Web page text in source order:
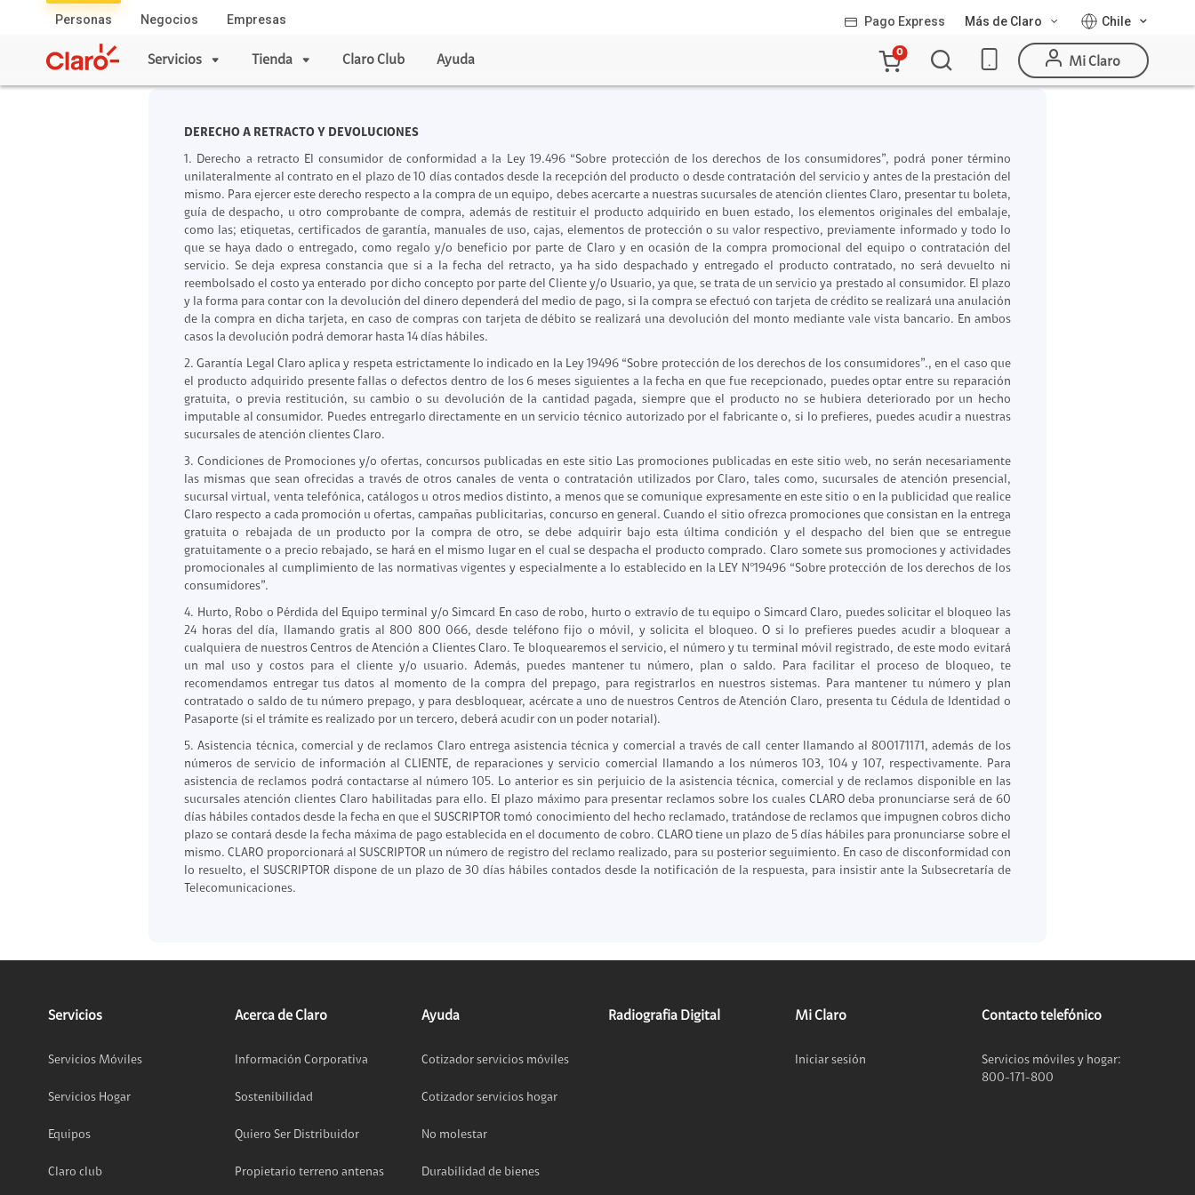
Personas Negocios Empresas Pago Express Más de Claro Chile
Servicios
Servicios Servicios Móviles
Planes Individuales
Líneas Adicionales
Prepago
Plan Simple
Prepago a Plan
Roaming
Plan Móvil Adulto mayor
Servicios Hogar
Plan Internet
Internet + Televisión
Internet Sport
Internet + Televisión + Telefonía
Plataformas de streaming
Televisión
Equipos
Renovación
Claro Up
Apple
Xiaomi
Honor
Protege Tu Equipo
Entretenimiento
ClaroGaming
Servicios de Valor Agregado
Alianzas
Tienda
Celulares
Apple
Samsung
Xiaomi
Honor
Motorola
ZTE
Vivo
Servicios Móviles
Planes Individuales
Planes Multilínea
Prepago a Plan
Servicios Hogar
Internet Hogar
Doble Pack
Tecnología
Audífonos
Accesorios para tu celular
Gaming
Paga tu compra
Claro Club Ayuda Mi Claro
Carro
la
0
DERECHO A RETRACTO Y DEVOLUCIONES
1. Derecho a retracto El consumidor de conformidad a la Ley 19.496 “Sobre protección de los derechos de los consumidores”, podrá poner término
unilateralmente al contrato en el plazo de 10 días contados desde la recepción del producto o desde contratación del servicio y antes de la prestación del
mismo. Para ejercer este derecho respecto a la compra de un equipo, debes acercarte a nuestras sucursales de atención clientes Claro, presentar tu boleta,
guía de despacho, u otro comprobante de compra, además de restituir el producto adquirido en buen estado, los elementos originales del embalaje,
como las; etiquetas, certificados de garantía, manuales de uso, cajas, elementos de protección o su valor respectivo, previamente informado y todo lo
que se haya dado o entregado, como regalo y/o beneficio por parte de Claro y en ocasión de la compra promocional del equipo o contratación del
servicio. Se deja expresa constancia que si a la fecha del retracto, ya ha sido despachado y entregado el producto contratado, no será devuelto ni
reembolsado el costo ya enterado por dicho concepto por parte del Cliente y/o Usuario, ya que, se trata de un servicio ya prestado al consumidor. El plazo
y la forma para contar con la devolución del dinero dependerá del medio de pago, si la compra se efectuó con tarjeta de crédito se realizará una anulación
de la compra en dicha tarjeta, en caso de compras con tarjeta de débito se realizará una devolución del monto mediante vale vista bancario. En ambos
casos la devolución podrá demorar hasta 14 días hábiles.
2. Garantía Legal Claro aplica y respeta estrictamente lo indicado en la Ley 19496 “Sobre protección de los derechos de los consumidores”., en el caso que
el producto adquirido presente fallas o defectos dentro de los 6 meses siguientes a la fecha en que fue recepcionado, puedes optar entre su reparación
gratuita, o previa restitución, su cambio o su devolución de la cantidad pagada, siempre que el producto no se hubiera deteriorado por un hecho
imputable al consumidor. Puedes entregarlo directamente en un servicio técnico autorizado por el fabricante o, si lo prefieres, puedes acudir a nuestras
sucursales de atención clientes Claro.
3. Condiciones de Promociones y/o ofertas, concursos publicadas en este sitio Las promociones publicadas en este sitio web, no serán necesariamente
las mismas que sean ofrecidas a través de otros canales de venta o contratación utilizados por Claro, tales como, sucursales de atención presencial,
sucursal virtual, venta telefónica, catálogos u otros medios distinto, a menos que se comunique expresamente en este sitio o en la publicidad que realice
Claro respecto a cada promoción u ofertas, campañas publicitarias, concurso en general. Cuando el sitio ofrezca promociones que consistan en la entrega
gratuita o rebajada de un producto por la compra de otro, se debe adquirir bajo esta última condición y el despacho del bien que se entregue
gratuitamente o a precio rebajado, se hará en el mismo lugar en el cual se despacha el producto comprado. Claro somete sus promociones y actividades
promocionales al cumplimiento de las normativas vigentes y especialmente a lo establecido en la LEY N°19496 “Sobre protección de los derechos de los
consumidores”.
4. Hurto, Robo o Pérdida del Equipo terminal y/o Simcard En caso de robo, hurto o extravío de tu equipo o Simcard Claro, puedes solicitar el bloqueo las
24 horas del día, llamando gratis al 800 800 066, desde teléfono fijo o móvil, y solicita el bloqueo. O si lo prefieres puedes acudir a bloquear a
cualquiera de nuestros Centros de Atención a Clientes Claro. Te bloquearemos el servicio, el número y tu terminal móvil registrado, de este modo evitará
un mal uso y costos para el cliente y/o usuario. Además, puedes mantener tu número, plan o saldo. Para facilitar el proceso de bloqueo, te
recomendamos entregar tus datos al momento de la compra del prepago, para registrarlos en nuestros sistemas. Para mantener tu número y plan
contratado o saldo de tu número prepago, y para desbloquear, acércate a uno de nuestros Centros de Atención Claro, presenta tu Cédula de Identidad o
Pasaporte (si el trámite es realizado por un tercero, deberá acudir con un poder notarial).
5. Asistencia técnica, comercial y de reclamos Claro entrega asistencia técnica y comercial a través de call center llamando al 800171171, además de los
números de servicio de información al CLIENTE, de reparaciones y servicio comercial llamando a los números 103, 104 y 107, respectivamente. Para
asistencia de reclamos podrá contactarse al número 105. Lo anterior es sin perjuicio de la asistencia técnica, comercial y de reclamos disponible en las
sucursales atención clientes Claro habilitadas para ello. El plazo máximo para presentar reclamos sobre los cuales CLARO deba pronunciarse será de 60
días hábiles contados desde la fecha en que el SUSCRIPTOR tomó conocimiento del hecho reclamado, tratándose de reclamos que impugnen cobros dicho
plazo se contará desde la fecha máxima de pago establecida en el documento de cobro. CLARO tiene un plazo de 5 días hábiles para pronunciarse sobre el
mismo. CLARO proporcionará al SUSCRIPTOR un número de registro del reclamo realizado, para su posterior seguimiento. En caso de disconformidad con
lo resuelto, el SUSCRIPTOR dispone de un plazo de 30 días hábiles contados desde la notificación de la respuesta, para insistir ante la Subsecretaría de
Telecomunicaciones.
Servicios
Servicios Móviles
Servicios Hogar
Equipos
Claro club
Acerca de Claro
Información Corporativa
Sostenibilidad
Quiero Ser Distribuidor
Propietario terreno antenas
Ayuda
Cotizador servicios móviles
Cotizador servicios hogar
No molestar
Durabilidad de bienes
Radiografia Digital Mi Claro
Iniciar sesión
Contacto telefónico
Servicios móviles y hogar:
800-171-800